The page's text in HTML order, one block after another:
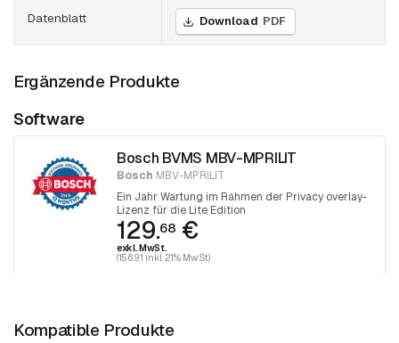
Datenblatt Download PDF
Ergänzende Produkte
Software
Bosch BVMS MBV-MPRILIT
Bosch MBV-MPRILIT
Ein Jahr Wartung im Rahmen der Privacy overlay-
Lizenz für die Lite Edition
129.68 €
exkl. MwSt.
(156.91 inkl. 21% MwSt)
Kompatible Produkte